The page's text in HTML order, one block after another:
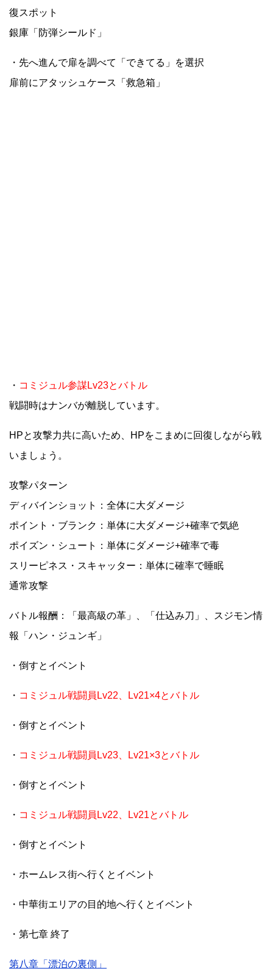
復スポット
銀庫「防弾シールド」
・先へ進んで扉を調べて「できてる」を選択
扉前にアタッシュケース「救急箱」
・ コミジュル参謀Lv23とバトル
戦闘時はナンバが離脱しています。
HPと攻撃力共に高いため、HPをこまめに回復しながら戦
いましょう。
攻撃パターン
ディバインショット：全体に大ダメージ
ポイント・ブランク：単体に大ダメージ+確率で気絶
ポイズン・シュート：単体にダメージ+確率で毒
スリーピネス・スキャッター：単体に確率で睡眠
通常攻撃
バトル報酬：「最高級の革」、「仕込み刀」、スジモン情
報「ハン・ジュンギ」
・倒すとイベント
・ コミジュル戦闘員Lv22、Lv21×4とバトル
・倒すとイベント
・ コミジュル戦闘員Lv23、Lv21×3とバトル
・倒すとイベント
・ コミジュル戦闘員Lv22、Lv21とバトル
・倒すとイベント
・ホームレス街へ行くとイベント
・中華街エリアの目的地へ行くとイベント
・第七章 終了
第八章「漂泊の裏側」